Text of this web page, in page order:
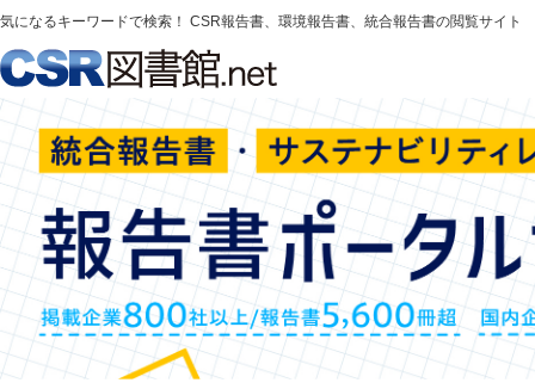
気になるキーワードで検索！ CSR報告書、環境報告書、統合報告書の閲覧サイト